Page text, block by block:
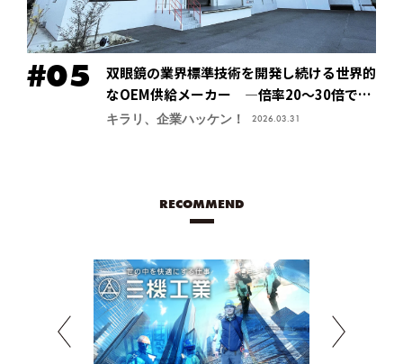
双眼鏡の業界標準技術を開発し続ける世界的
なOEM供給メーカー ―倍率20～30倍でも
像が安定する手振れ防止技術で特許取得、今
キラリ、企業ハッケン！ 2026.03.31
RECOMMEND